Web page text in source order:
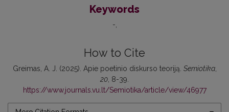
Keywords
-
How to Cite
Greimas, A. J. (2025). Apie poetinio diskurso teoriją. Semiotika,
20 , 8-39.
https://www.journals.vu.lt/Semiotika/article/view/46977